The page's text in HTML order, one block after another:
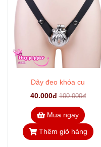
Dây đeo khóa cu
40.000đ 100.000đ
Mua ngay
Thêm giỏ hàng